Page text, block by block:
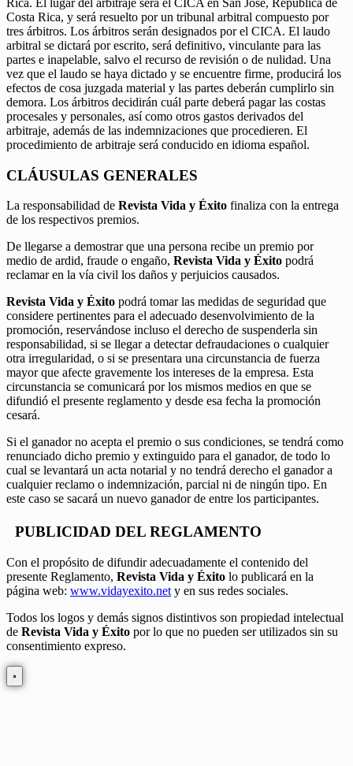
Costa Rica, y será resuelto por un tribunal arbitral compuesto por
tres árbitros. Los árbitros serán designados por el CICA. El laudo
arbitral se dictará por escrito, será definitivo, vinculante para las
partes e inapelable, salvo el recurso de revisión o de nulidad. Una
vez que el laudo se haya dictado y se encuentre firme, producirá los
efectos de cosa juzgada material y las partes deberán cumplirlo sin
demora. Los árbitros decidirán cuál parte deberá pagar las costas
procesales y personales, así como otros gastos derivados del
arbitraje, además de las indemnizaciones que procedieren. El
procedimiento de arbitraje será conducido en idioma español.
CLÁUSULAS GENERALES
La responsabilidad de Revista Vida y Éxito finaliza con la entrega
de los respectivos premios.
De llegarse a demostrar que una persona recibe un premio por
medio de ardid, fraude o engaño, Revista Vida y Éxito podrá
reclamar en la vía civil los daños y perjuicios causados.
Revista Vida y Éxito podrá tomar las medidas de seguridad que
considere pertinentes para el adecuado desenvolvimiento de la
promoción, reservándose incluso el derecho de suspenderla sin
responsabilidad, si se llegar a detectar defraudaciones o cualquier
otra irregularidad, o si se presentara una circunstancia de fuerza
mayor que afecte gravemente los intereses de la empresa. Esta
circunstancia se comunicará por los mismos medios en que se
difundió el presente reglamento y desde esa fecha la promoción
cesará.
Si el ganador no acepta el premio o sus condiciones, se tendrá como
renunciado dicho premio y extinguido para el ganador, de todo lo
cual se levantará un acta notarial y no tendrá derecho el ganador a
cualquier reclamo o indemnización, parcial ni de ningún tipo. En
este caso se sacará un nuevo ganador de entre los participantes.
PUBLICIDAD DEL REGLAMENTO
Con el propósito de difundir adecuadamente el contenido del
presente Reglamento, Revista Vida y Éxito lo publicará en la
página web: www.vidayexito.net y en sus redes sociales.
Todos los logos y demás signos distintivos son propiedad intelectual
de Revista Vida y Éxito por lo que no pueden ser utilizados sin su
consentimiento expreso.
×